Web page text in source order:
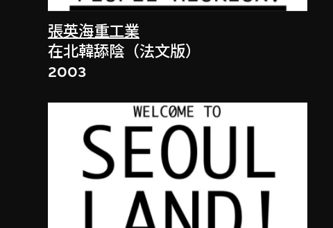
張英海重工業
在北韓舔陰（法文版）
2003